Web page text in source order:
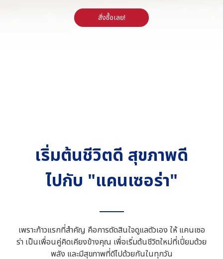
สั่งซื้อเลย!
เริ่มต้นชีวิตดี สุขภาพดี
ไปกับ "แคนเซอร่า"
เพราะก้าวแรกที่สำคัญ คือการตัดสินใจดูแลตัวเอง ให้ แคนเซอ
ร่า เป็นเพื่อนคู่คิดเคียงข้างคุณ เพื่อเริ่มต้นชีวิตใหม่ที่เปี่ยมด้วย
พลัง และมีสุขภาพที่ดีไปด้วยกันในทุกวัน